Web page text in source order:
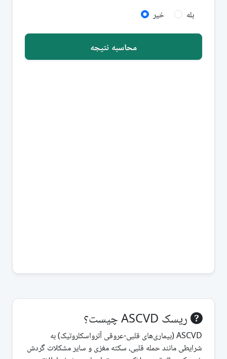
بله
خیر
محاسبه نتیجه
ریسک ASCVD چیست؟
ASCVD (بیماری‌های قلبی-عروقی آترواسکلروتیک) به
شرایطی مانند حمله قلبی، سکته مغزی و سایر مشکلات گردش